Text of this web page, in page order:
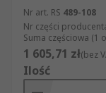
Nr art. RS 489-108
Nr części
Suma częściowa (1
1 605,71 zł(bez
Ilość